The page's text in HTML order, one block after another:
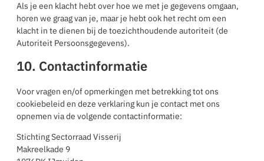
Als je een klacht hebt over hoe we met je gegevens omgaan,
horen we graag van je, maar je hebt ook het recht om een
klacht in te dienen bij de toezichthoudende autoriteit (de
Autoriteit Persoonsgegevens).
10. Contactinformatie
Voor vragen en/of opmerkingen met betrekking tot ons
cookiebeleid en deze verklaring kun je contact met ons
opnemen via de volgende contactinformatie:
Stichting Sectorraad Visserij
Makreelkade 9